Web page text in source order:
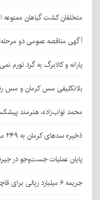
متخلفان کشت گیاهان
آگهی مناقصه عمومی دو مرحله‌ای به شماره
یارانه و کالابرگ به گرد تورم
بلاتکلیفی مس کرمان و مس
محمد نواب‌زاده، هنرمند
ذخیره سدهای کرمان به ۲۴۹ میلیون مترمکعب رسید
پایان عملیات جست‌وجو در جیرفت؛ کودک ۴ ساله
جریمه ۶ میلیارد ریالی برای قاچاقچی نارنگی پاکستانی در بافت